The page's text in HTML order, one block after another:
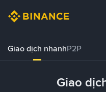
Giao dịch nhanhP2P
Giao